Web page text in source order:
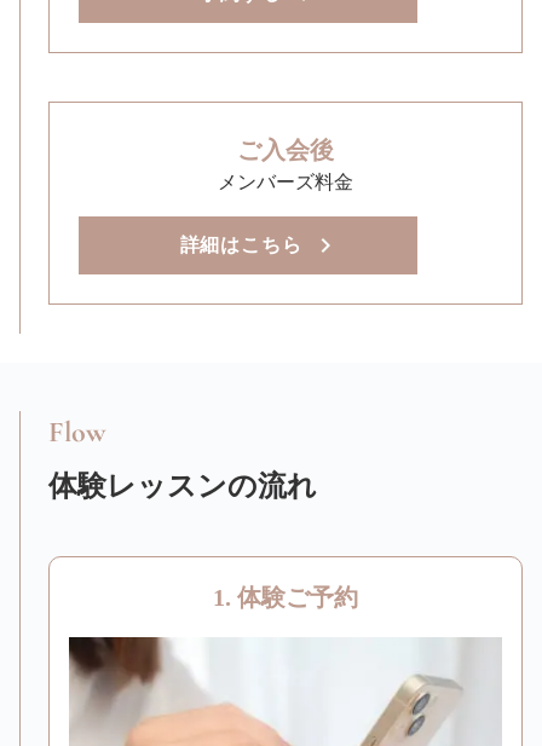
ご入会後
メンバーズ料金
詳細はこちら
Flow
体験レッスンの流れ
1. 体験ご予約